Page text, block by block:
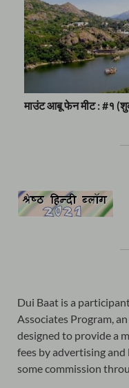
माउंट आबू फेन मीट : #१
Dui Baat is a
Associates Program,
designed to provide a
fees by advertising
some commission